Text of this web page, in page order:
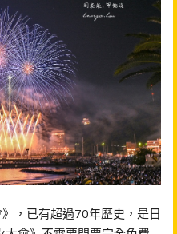
，已有超過70年歷史，是日